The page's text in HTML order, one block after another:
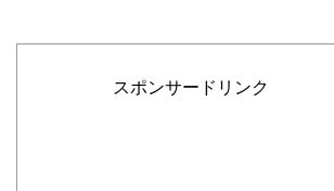
スポンサードリンク